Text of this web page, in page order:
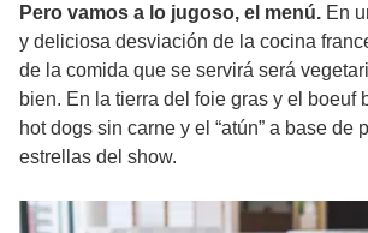
Pero vamos a lo jugoso, el menú. En
y deliciosa desviación de la cocina
de la comida que se servirá será
bien. En la tierra del foie gras y el boeuf
hot dogs sin carne y el “atún” a base de
estrellas del show.